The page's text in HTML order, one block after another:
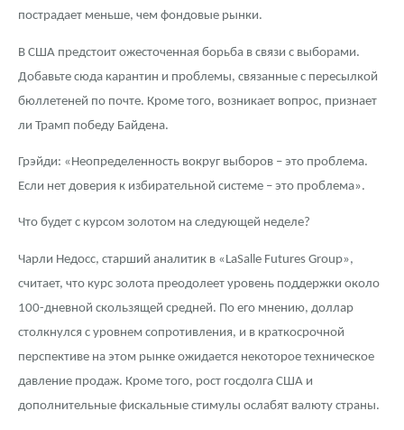
пострадает меньше, чем фондовые рынки.
В США предстоит ожесточенная борьба в связи с выборами.
Добавьте сюда карантин и проблемы, связанные с пересылкой
бюллетеней по почте. Кроме того, возникает вопрос, признает
ли Трамп победу Байдена.
Грэйди: «Неопределенность вокруг выборов – это проблема.
Если нет доверия к избирательной системе – это проблема».
Что будет с курсом золотом на следующей неделе?
Чарли Недосс, старший аналитик в «LaSalle Futures Group»,
считает, что курс золота преодолеет уровень поддержки около
100-дневной скользящей средней. По его мнению, доллар
столкнулся с уровнем сопротивления, и в краткосрочной
перспективе на этом рынке ожидается некоторое техническое
давление продаж. Кроме того, рост госдолга США и
дополнительные фискальные стимулы ослабят валюту страны.